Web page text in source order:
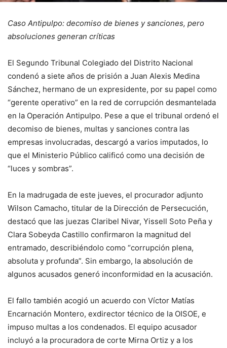
Caso Antipulpo: decomiso de bienes y sanciones, pero
absoluciones generan críticas
El Segundo Tribunal Colegiado del Distrito Nacional
condenó a siete años de prisión a Juan Alexis Medina
Sánchez, hermano de un expresidente, por su papel como
“gerente operativo” en la red de corrupción desmantelada
en la Operación Antipulpo. Pese a que el tribunal ordenó el
decomiso de bienes, multas y sanciones contra las
empresas involucradas, descargó a varios imputados, lo
que el Ministerio Público calificó como una decisión de
“luces y sombras”.
En la madrugada de este jueves, el procurador adjunto
Wilson Camacho, titular de la Dirección de Persecución,
destacó que las juezas Claribel Nivar, Yissell Soto Peña y
Clara Sobeyda Castillo confirmaron la magnitud del
entramado, describiéndolo como “corrupción plena,
absoluta y profunda”. Sin embargo, la absolución de
algunos acusados generó inconformidad en la acusación.
El fallo también acogió un acuerdo con Víctor Matías
Encarnación Montero, exdirector técnico de la OISOE, e
impuso multas a los condenados. El equipo acusador
incluyó a la procuradora de corte Mirna Ortiz y a los